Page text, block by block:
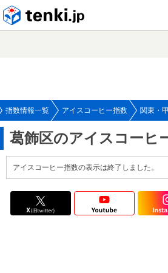
指数情報一覧 アイスコーヒー指数 関東・
葛飾区のアイスコーヒ
アイスコーヒー指数の表示は終了しました。